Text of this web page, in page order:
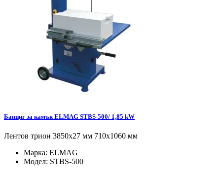
Банциг за камък ELMAG STBS-500/ 1,85 kW
Лентов трион 3850x27 мм 710x1060 мм
Марка: ELMAG
Модел: STBS-500